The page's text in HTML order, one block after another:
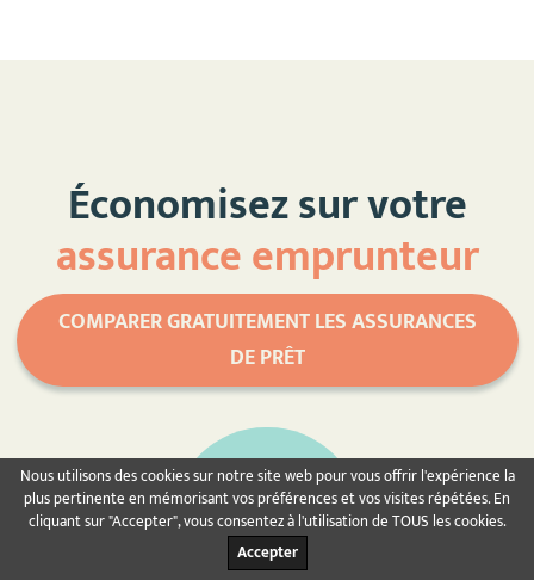
Économisez sur votre
assurance emprunteur
COMPARER GRATUITEMENT LES ASSURANCES
DE PRÊT
Nous utilisons des cookies sur notre site web pour vous offrir l'expérience la
plus pertinente en mémorisant vos préférences et vos visites répétées. En
cliquant sur "Accepter", vous consentez à l'utilisation de TOUS les cookies.
Accepter